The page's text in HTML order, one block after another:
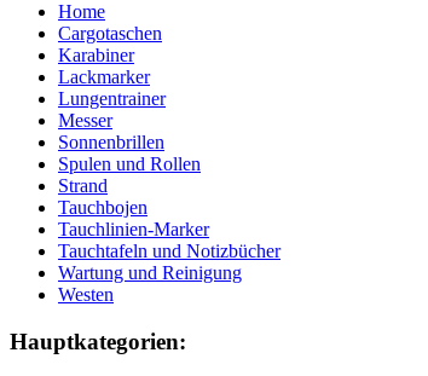
Home
Cargotaschen
Karabiner
Lackmarker
Lungentrainer
Messer
Sonnenbrillen
Spulen und Rollen
Strand
Tauchbojen
Tauchlinien-Marker
Tauchtafeln und Notizbücher
Wartung und Reinigung
Westen
Hauptkategorien: